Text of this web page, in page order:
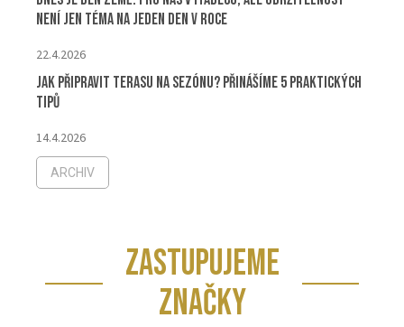
není jen téma na jeden den v roce
22.4.2026
Jak připravit terasu na sezónu? Přinášíme 5 praktických
tipů
14.4.2026
ARCHIV
ZASTUPUJEME
ZNAČKY